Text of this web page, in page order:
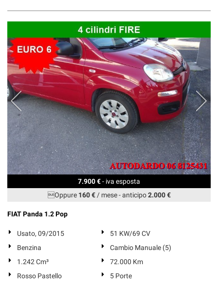
7.900 €- iva esposta
Oppure 160 €/ mese-anticipo2.000 €
FIAT Panda 1.2 Pop
Usato, 09/2015
51 KW/69 CV
Benzina
Cambio Manuale (5)
1.242 Cm³
72.000 Km
Rosso Pastello
5 Porte